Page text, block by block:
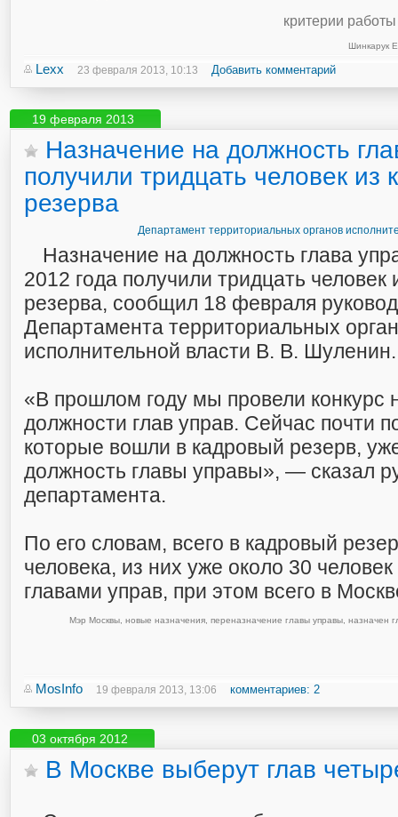
критерии
Шинкарук
Lexx 23 февраля 2013, 10:13 Добавить комментарий
19 февраля 2013
Назначение на должность
получили тридцать человек из
резерва
Департамент территориальных органов
Назначение на должность глава
2012 года получили тридцать человек
резерва, сообщил 18 февраля
Департамента территориальных
исполнительной власти В. В. Шуленин.
«В прошлом году мы провели конкурс
должности глав управ. Сейчас почти
которые вошли в кадровый резерв,
должность главы управы», — сказал
департамента.
По его словам, всего в кадровый
человека, из них уже около 30
главами управ, при этом всего в
Мэр Москвы, новые назначения, переназначение главы управы, назначен
MosInfo 19 февраля 2013, 13:06 комментариев: 2
03 октября 2012
В Москве выберут глав